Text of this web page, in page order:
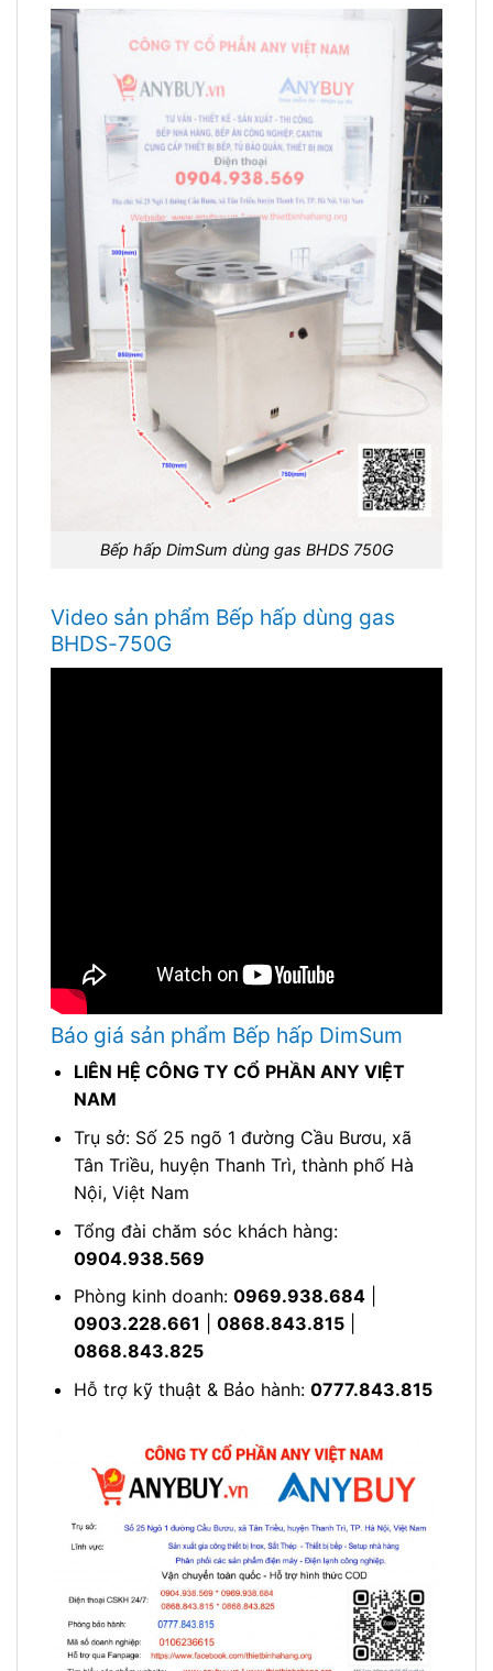
Bếp hấp DimSum dùng gas BHDS 750G
Video sản phẩm Bếp hấp dùng gas
BHDS-750G
Báo giá sản phẩm Bếp hấp DimSum
LIÊN HỆ CÔNG TY CỔ PHẦN ANY VIỆT
NAM
Trụ sở: Số 25 ngõ 1 đường Cầu Bươu, xã
Tân Triều, huyện Thanh Trì, thành phố Hà
Nội, Việt Nam
Tổng đài chăm sóc khách hàng:
0904.938.569
Phòng kinh doanh: 0969.938.684|
0903.228.661
0868.843.815|
0868.843.825
Hỗ trợ kỹ thuật & Bảo hành: 0777.843.815